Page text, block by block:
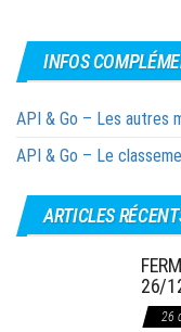
INFOS
API & Go – Les autres
API & Go – Le
ARTICLES
26/
26